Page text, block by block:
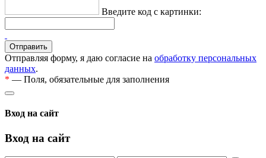
Введите код с картинки:
Отправляя форму, я даю согласие на обработку персональных
данных.
* — Поля, обязательные для заполнения
Вход на сайт
Вход на сайт